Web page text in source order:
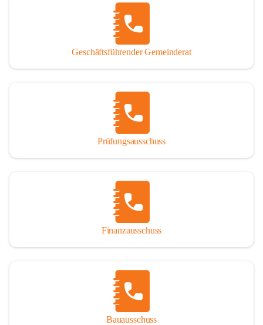
Geschäftsführender Gemeinderat
Prüfungsausschuss
Finanzausschuss
Bauausschuss